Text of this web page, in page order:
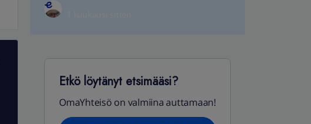
Etkö löytänyt etsimääsi?
OmaYhteisö on valmiina auttamaan!